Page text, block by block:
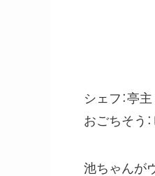
シェフ：亭主
おごちそう
池ちゃんが